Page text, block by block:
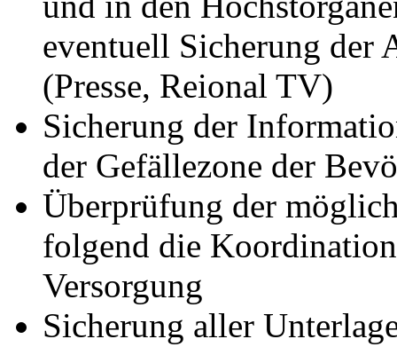
eventuell Sicherung der
(Presse, Reional TV)
Sicherung der
der Gefällezone der
Überprüfung der
folgend die
Versorgung
Sicherung aller